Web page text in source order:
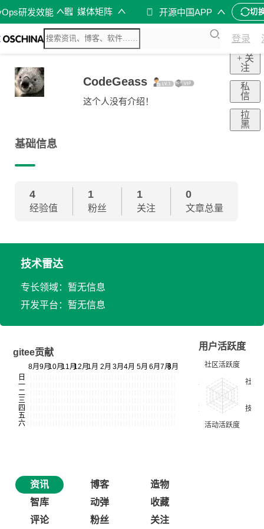
研发效能 媒体矩阵 开源中国APP 切
登录
CodeGeass
这个人没有介绍！
+ 关
注
私
信
拉
黑
基础信息
4
经验值
1
粉丝
1
关注
0
文章总量
技术雷达
专长领域：暂无信息
开发平台：暂无信息
gitee贡献
用户活跃度
资讯 博客
造物
智库
动弹
收藏
评论
粉丝 关注